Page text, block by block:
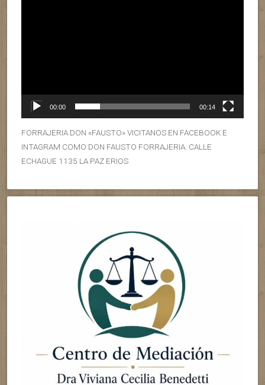
00:00 00:14
FORRAJERIA DON «FAUSTO» VICITANOS EN FACEBOOK E
INTAGRAM COMO DON FAUSTO FORRAJERIA. CALLE
ECHAGUE 1135 LA PAZ ERIOS